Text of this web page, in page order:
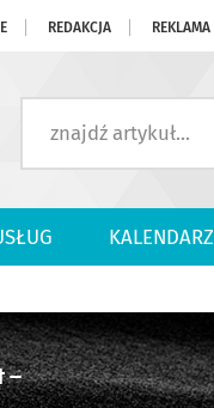
REDAKCJA REKLAMA
KALENDARZ